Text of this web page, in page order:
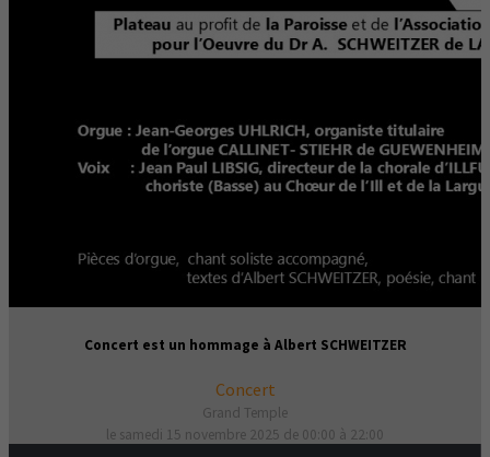
Concert est un hommage à Albert SCHWEITZER
Concert
Grand Temple
le samedi 15 novembre 2025 de 00:00 à 22:00